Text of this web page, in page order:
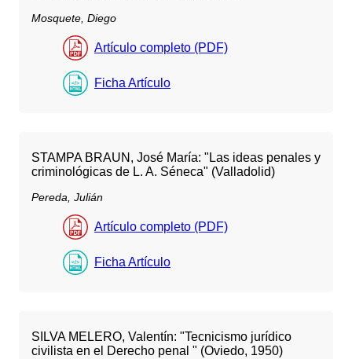
Mosquete, Diego
Artículo completo (PDF)
Ficha Artículo
STAMPA BRAUN, José María: "Las ideas penales y
criminológicas de L. A. Séneca" (Valladolid)
Pereda, Julián
Artículo completo (PDF)
Ficha Artículo
SILVA MELERO, Valentín: "Tecnicismo jurídico
civilista en el Derecho penal " (Oviedo, 1950)